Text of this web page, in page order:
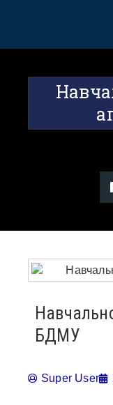
БДМУ
Super User